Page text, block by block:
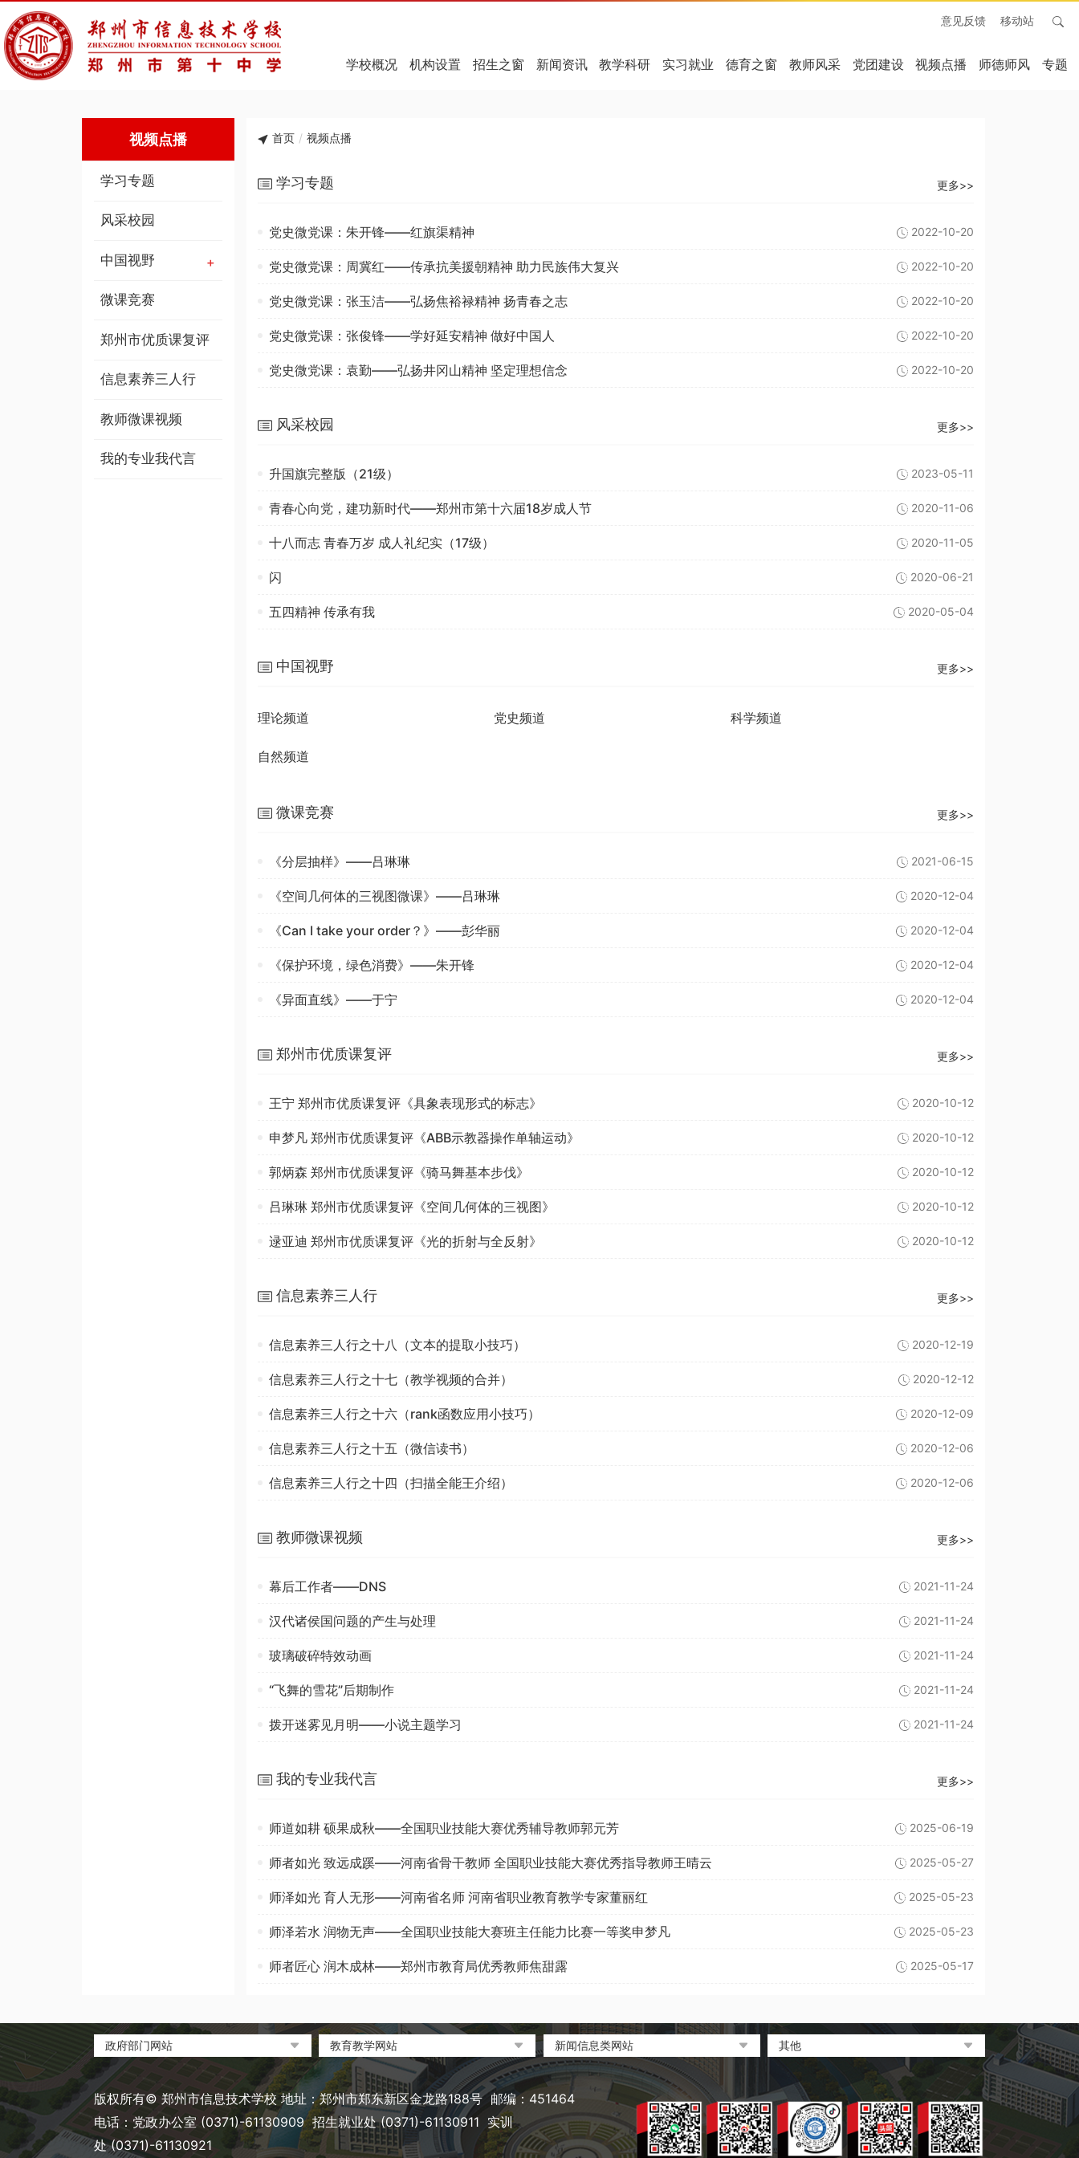
意见反馈 移动站
学校概况 机构设置 招生之窗 新闻资讯 教学科研 实习就业 德育之窗 教师风采 党团建设 视频点播 师德师风 专题
视频点播
学习专题
风采校园
中国视野
微课竞赛
郑州市优质课复评
信息素养三人行
教师微课视频
我的专业我代言
首页 / 视频点播
学习专题 更多>>
党史微党课：朱开锋——红旗渠精神 2022-10-20
党史微党课：周冀红——传承抗美援朝精神 助力民族伟大复兴 2022-10-20
党史微党课：张玉洁——弘扬焦裕禄精神 扬青春之志 2022-10-20
党史微党课：张俊锋——学好延安精神 做好中国人 2022-10-20
党史微党课：袁勤——弘扬井冈山精神 坚定理想信念 2022-10-20
风采校园 更多>>
升国旗完整版（21级） 2023-05-11
青春心向党，建功新时代——郑州市第十六届18岁成人节 2020-11-06
十八而志 青春万岁 成人礼纪实（17级） 2020-11-05
闪 2020-06-21
五四精神 传承有我 2020-05-04
中国视野 更多>>
理论频道 党史频道 科学频道
自然频道
微课竞赛 更多>>
《分层抽样》——吕琳琳 2021-06-15
《空间几何体的三视图微课》——吕琳琳 2020-12-04
《Can I take your order？》——彭华丽 2020-12-04
​《保护环境，绿色消费》——朱开锋 2020-12-04
《异面直线》——于宁 2020-12-04
郑州市优质课复评 更多>>
王宁 郑州市优质课复评《具象表现形式的标志》 2020-10-12
申梦凡 郑州市优质课复评《ABB示教器操作单轴运动》 2020-10-12
郭炳森 郑州市优质课复评《骑马舞基本步伐》 2020-10-12
吕琳琳 郑州市优质课复评《空间几何体的三视图》 2020-10-12
逯亚迪 郑州市优质课复评《光的折射与全反射》 2020-10-12
信息素养三人行 更多>>
信息素养三人行之十八（文本的提取小技巧） 2020-12-19
信息素养三人行之十七（教学视频的合并） 2020-12-12
信息素养三人行之十六（rank函数应用小技巧） 2020-12-09
信息素养三人行之十五（微信读书） 2020-12-06
信息素养三人行之十四（扫描全能王介绍） 2020-12-06
教师微课视频 更多>>
幕后工作者——DNS 2021-11-24
汉代诸侯国问题的产生与处理 2021-11-24
玻璃破碎特效动画 2021-11-24
“飞舞的雪花”后期制作 2021-11-24
拨开迷雾见月明——小说主题学习 2021-11-24
我的专业我代言 更多>>
师道如耕 硕果成秋——全国职业技能大赛优秀辅导教师郭元芳 2025-06-19
师者如光 致远成蹊——河南省骨干教师 全国职业技能大赛优秀指导教师王晴云 2025-05-27
师泽如光 育人无形——河南省名师 河南省职业教育教学专家董丽红 2025-05-23
师泽若水 润物无声——全国职业技能大赛班主任能力比赛一等奖申梦凡 2025-05-23
师者匠心 润木成林——郑州市教育局优秀教师焦甜露 2025-05-17
政府部门网站
中国政府网
河南省人民政府
郑州市人民政府
教育教学网站
教育部政府门户网站
中国职业教育与成人教育网
河南省教育厅
河南省职业教育与成人教育网
新闻信息类网站
环球网
网易
其他
中国教育和科研计算机网
电脑报
大象网|河南网络广播电视台
版权所有© 郑州市信息技术学校 地址：郑州市郑东新区金龙路188号 邮编：451464
电话：党政办公室 (0371)-61130909 招生就业处 (0371)-61130911 实训
处 (0371)-61130921